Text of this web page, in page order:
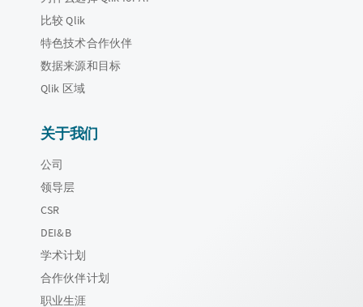
比较 Qlik
特色技术合作伙伴
数据来源和目标
Qlik 区域
关于我们
公司
领导层
CSR
DEI&B
学术计划
合作伙伴计划
职业生涯